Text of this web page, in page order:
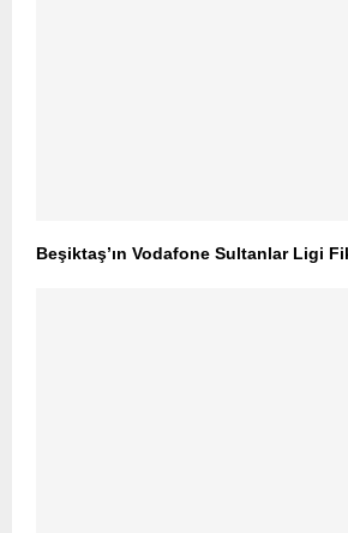
Beşiktaş’ın Vodafone Sultanlar Ligi